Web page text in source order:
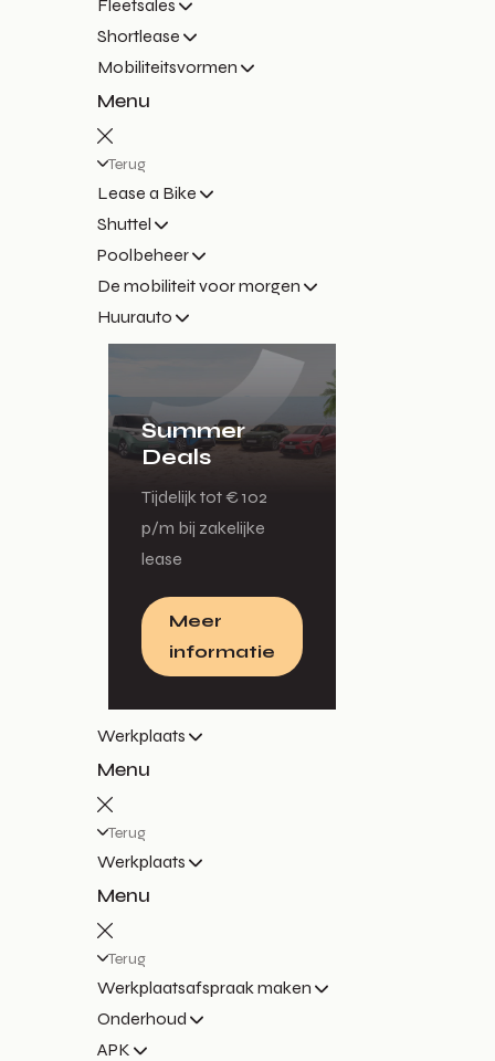
Fleetsales
Shortlease
Mobiliteitsvormen
Menu
Terug
Lease a Bike
Shuttel
Poolbeheer
De mobiliteit voor morgen
Huurauto
Summer
Deals
Tijdelijk tot € 102
p/m bij zakelijke
lease
Meer
informatie
Werkplaats
Menu
Terug
Werkplaats
Menu
Terug
Werkplaatsafspraak maken
Onderhoud
APK